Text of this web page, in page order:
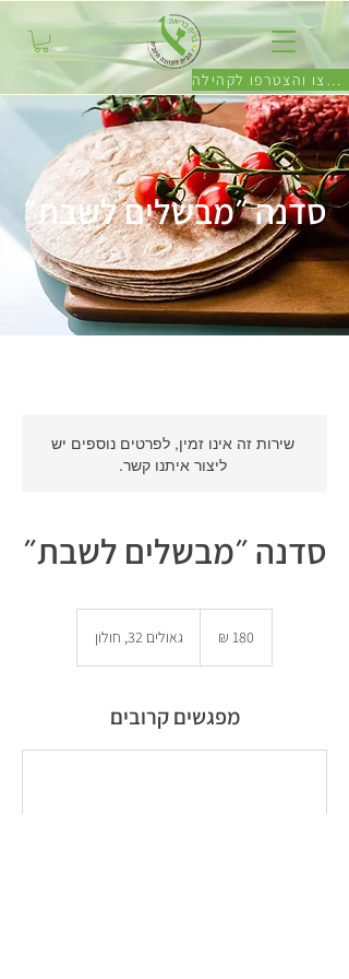
לחצו והצטרפו לקהילה
סדנה ״מבשלים לשבת״
שירות זה אינו זמין, לפרטים נוספים יש
ליצור איתנו קשר.
סדנה ״מבשלים לשבת״
חדשים
גאולים 32, חולון
מפגשים קרובים